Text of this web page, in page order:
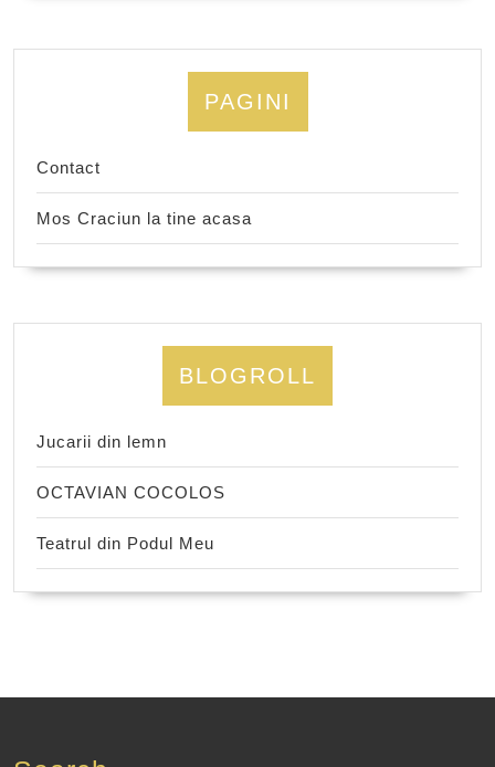
PAGINI
Contact
Mos Craciun la tine acasa
BLOGROLL
Jucarii din lemn
OCTAVIAN COCOLOS
Teatrul din Podul Meu